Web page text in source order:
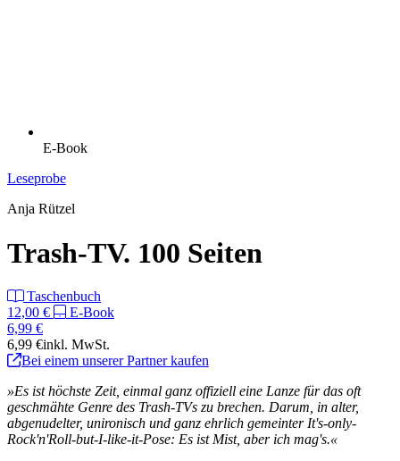
E-Book
Leseprobe
Anja Rützel
Trash-TV. 100 Seiten
Taschenbuch
12,00 €
E-Book
6,99 €
6,99 €inkl. MwSt.
Bei einem unserer Partner kaufen
»Es ist höchste Zeit, einmal ganz offiziell eine Lanze für das oft
geschmähte Genre des Trash-TVs zu brechen. Darum, in alter,
abgenudelter, unironisch und ganz ehrlich gemeinter It's-only-
Rock'n'Roll-but-I-like-it-Pose: Es ist Mist, aber ich mag's.«